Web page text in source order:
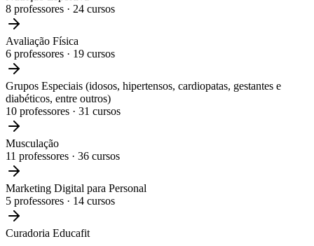
8 professores · 24 cursos
Avaliação Física
6 professores · 19 cursos
Grupos Especiais (idosos, hipertensos, cardiopatas, gestantes e
diabéticos, entre outros)
10 professores · 31 cursos
Musculação
11 professores · 36 cursos
Marketing Digital para Personal
5 professores · 14 cursos
Curadoria Educafit